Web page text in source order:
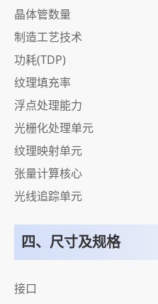
晶体管数量
制造工艺技术
功耗(TDP)
纹理填充率
浮点处理能力
光栅化处理单元
纹理映射单元
张量计算核心
光线追踪单元
四、尺寸及规格
接口